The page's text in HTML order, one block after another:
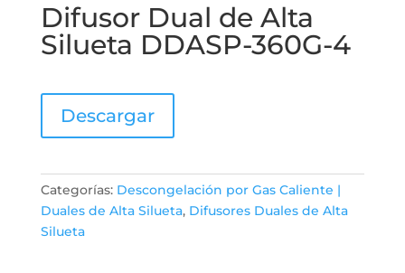
Difusor Dual de Alta
Silueta DDASP-360G-4
Descargar
Categorías: Descongelación por Gas Caliente |
Duales de Alta Silueta, Difusores Duales de Alta
Silueta